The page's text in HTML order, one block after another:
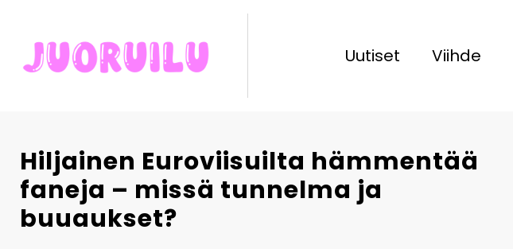
content
Uutiset Viihde
Hiljainen Euroviisuilta hämmentää
faneja – missä tunnelma ja
buuaukset?